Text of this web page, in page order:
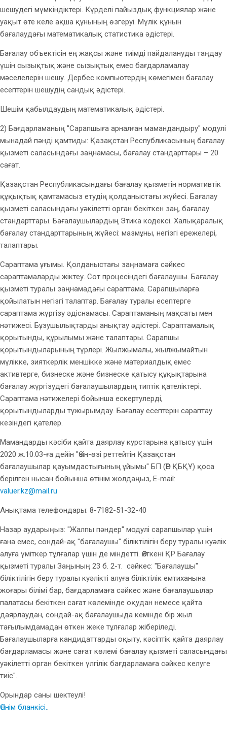
шешудегі мүмкіндіктері. Күрделі пайыздық функциялар және
уақыт өте келе ақша құнының өзгеруі. Мүлік құнын
бағалаудағы математикалық статистика әдістері.
Бағалау объектісін ең жақсы және тиімді пайдалануды таңдау
үшін сызықтық және сызықтық емес бағдарламалау
мәселелерін шешу. Дербес компьютердің көмегімен бағалау
есептерін шешудің сандық әдістері.
Шешім қабылдаудың математикалық әдістері.
2) Бағдарламаның "Сарапшыға арналған мамандандыру" модулі
мынадай пәнді қамтиды: Қазақстан Республикасының бағалау
қызметі саласындағы заңнамасы, бағалау стандарттары – 20
сағат.
Қазақстан Республикасындағы бағалау қызметін нормативтік
құқықтық қамтамасыз етудің қолданыстағы жүйесі. Бағалау
қызметі саласындағы уәкілетті орган бекіткен заң, бағалау
стандарттары. Бағалаушылардың Этика кодексі. Халықаралық
бағалау стандарттарының жүйесі: мазмұны, негізгі ережелері,
талаптары.
Сараптама ұғымы. Қолданыстағы заңнамаға сәйкес
сараптамаларды жіктеу. Сот процесіндегі бағалаушы. Бағалау
қызметі туралы заңнамадағы сараптама. Сарапшыларға
қойылатын негізгі талаптар. Бағалау туралы есептерге
сараптама жүргізу әдіснамасы. Сараптаманың мақсаты мен
нәтижесі. Бұзушылықтарды анықтау әдістері. Сараптамалық
қорытынды, құрылымы және талаптары. Сарапшы
қорытындыларының түрлері. Жылжымалы, жылжымайтын
мүлікке, зияткерлік меншікке және материалдық емес
активтерге, бизнеске және бизнеске қатысу құқықтарына
бағалау жүргізудегі бағалаушылардың типтік қателіктері.
Сараптама нәтижелері бойынша ескертулерді,
қорытындыларды тұжырымдау. Бағалау есептерін сараптау
кезіндегі қателер.
Мамандарды кәсіби қайта даярлау курстарына қатысу үшін
2020 ж.10.03-ға дейін "Өзін-өзі реттейтін Қазақстан
бағалаушылар қауымдастығының ұйымы" БП (ӨР ҚБҚҰ) қоса
берілген нысан бойынша өтінім жолдаңыз, Е-mail:
valuer.kz@mail.ru
Анықтама телефондары: 8-7182-51-32-40
Назар аударыңыз: "Жалпы пәндер" модулі сарапшылар үшін
ғана емес, сондай-ақ "бағалаушы" біліктілігін беру туралы куәлік
алуға үміткер тұлғалар үшін де міндетті. Өйткені ҚР Бағалау
қызметі туралы Заңының 23 б. 2-т. сәйкес: "Бағалаушы"
біліктілігін беру туралы куәлікті алуға біліктілік емтиханына
жоғары білімі бар, бағдарламаға сәйкес және бағалаушылар
палатасы бекіткен сағат көлемінде оқудан немесе қайта
даярлаудан, сондай-ақ бағалаушыда кемінде бір жыл
тағылымдамадан өткен жеке тұлғалар жіберіледі.
Бағалаушыларға кандидаттарды оқыту, кәсіптік қайта даярлау
бағдарламасы және сағат көлемі бағалау қызметі саласындағы
уәкілетті орган бекіткен үлгілік бағдарламаға сәйкес келуге
тиіс".
Орындар саны шектеулі!
Өтінім бланкісі..